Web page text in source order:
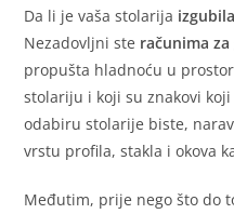
Da li je vaša stolarija
Nezadovljni ste računima
propušta hladnoću u
stolariju i koji su znakovi
odabiru stolarije biste,
vrstu profila, stakla i okova
Međutim, prije nego što do